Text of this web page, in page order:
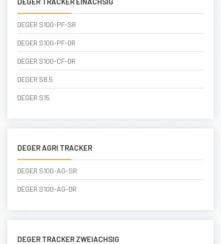
DEGER S100-PF-SR
DEGER S100-PF-DR
DEGER S100-CF-DR
DEGER S8.5
DEGER S15
DEGER AGRI TRACKER
DEGER S100-AG-SR
DEGER S100-AG-DR
DEGER TRACKER ZWEIACHSIG